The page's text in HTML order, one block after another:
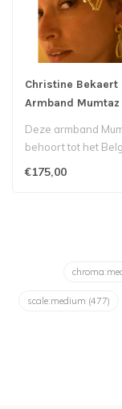
Christine Bekaert
Armband Mumtaz
Deze armband
behoort tot het
€175,00
scale:medium (477)